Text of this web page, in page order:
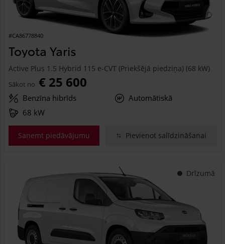
#CA86778840
Toyota Yaris
Active Plus 1.5 Hybrid 115 e-CVT (Priekšējā piedziņa) (68 kW)
Sākot no € 25 600
Benzīna hibrīds
Automātiskā
68 kW
Saņemt piedāvājumu Pievienot salīdzināšanai
Drīzumā